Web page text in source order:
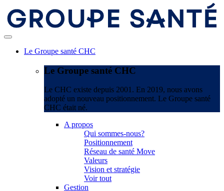
Le Groupe santé CHC
Le Groupe santé CHC
Le CHC existe depuis 2001. En 2019, nous avons
adopté un nouveau positionnement. Le Groupe santé
CHC était né.
A propos
Qui sommes-nous?
Positionnement
Réseau de santé Move
Valeurs
Vision et stratégie
Voir tout
Gestion